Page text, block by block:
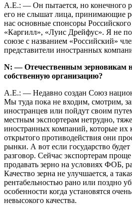
А.Е.: — Он пытается, но конечного
его не слышат лица, принимающие
нас основные спонсоры
«Каргилл», «Луис Дрейфус». Я не
союзе с названием «Российский»
представители иностранных
N: — Отечественным зерновикам
собственную организацию?
А.Е.: — Недавно создан Союз
Мы туда пока не входим, смотрим,
иностранцев или пойдут своим
местным экспортерам нетрудно,
иностранных компаний, которые их
открытого противодействия они
рынки. А вот если государство
разговор. Сейчас экспортерам проще
продавать зерно на условиях ФОБ,
Качество зерна не улучшается, а
рентабельностью рано или поздно
особенности когда установятся
невысокого качества.